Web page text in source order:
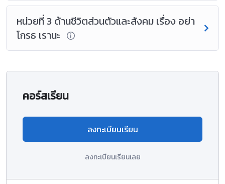
หน่วยที่ 3 ด้านชีวิตส่วนตัวและสังคม เรื่อง อย่า
โกรธ เรานะ
คอร์สเรียน
ลงทะเบียนเรียน
ลงทะเบียนเรียนเลย